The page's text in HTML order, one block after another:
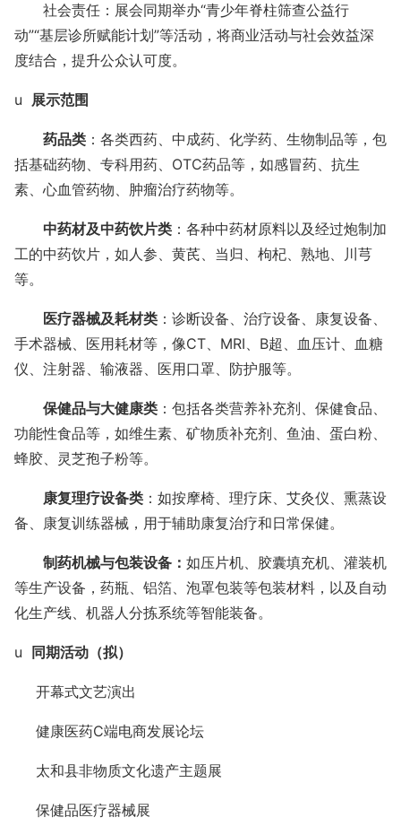
社会责任：展会同期举办“青少年脊柱筛查公益行
动”“基层诊所赋能计划”等活动，将商业活动与社会效益深
度结合，提升公众认可度。
u 展示范围
药品类 ：各类西药、中成药、化学药、生物制品等，包
括基础药物、专科用药、 OTC药品等，如感冒药、抗生
素、心血管药物、肿瘤治疗药物等。
中药材及中药饮片类 ：各种中药材原料以及经过炮制加
工的中药饮片，如人参、黄芪、当归、枸杞、熟地、川芎
等。
医疗器械及耗材类 ：诊断设备、治疗设备、康复设备、
手术器械、医用耗材等，像CT、 MRI、 B超、血压计、血糖
仪、注射器、输液器、医用口罩、防护服等。
保健品与大健康类 ：包括各类营养补充剂、保健食品、
功能性食品等，如维生素、矿物质补充剂、鱼油、蛋白粉、
蜂胶、灵芝孢子粉等。
康复理疗设备类 ：如按摩椅、理疗床、艾灸仪、熏蒸设
备、康复训练器械，用于辅助康复治疗和日常保健。
制药机械与包装设备： 如压片机、胶囊填充机、灌装机
等生产设备，药瓶、铝箔、泡罩包装等包装材料，以及自动
化生产线、机器人分拣系统等智能装备。
u 同期活动（拟）
 开幕式文艺演出
 健康医药C端电商发展论坛
 太和县非物质文化遗产主题展
 保健品医疗器械展